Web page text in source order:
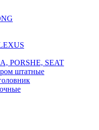
PORSHE, SEAT
штатные